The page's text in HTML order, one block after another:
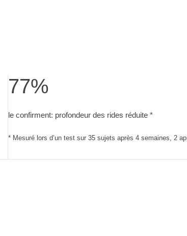
77%
le confirment: profondeur des rides réduite *
* Mesuré lors d’un test sur 35 sujets après 4 semaines, 2